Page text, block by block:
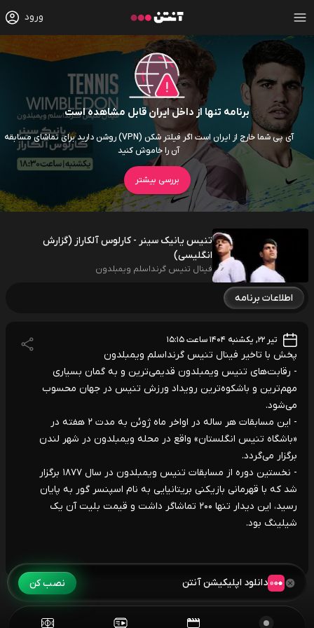
ورود
برنامه تنها از داخل ایران قابل مشاهده است
آی پی شما خارج از ایران است اگر فیلتر شکن (VPN) روشن دارید برای تماشای مسابقه
آن را خاموش کنید
بررسی بیشتر
تنیس یانیک سینر - کارلوس آلکاراز (گزارش
انگلیسی)
فینال تنیس گرنداسلم ویمبلدون
اطلاعات برنامه
تیر ۲۲, یکشنبه ۱۴۰۴ ساعت ۱۵:۱۵
پخش با تاخیر فینال تنیس گرنداسلم ویمبلدون
- رقابت‌های تنیس ویمبلدون قدیمی‌ترین و به گمان بسیاری
مهم‌ترین و باشکوه‌ترین رویداد ورزش تنیس در جهان محسوب
می‌شود.
- این مسابقات هر ساله در اواخر ماه ژوئن به مدت ۲ هفته در
«باشگاه تنیس انگلستان» واقع در محله ویمبلدون در شهر لندن
برگزار می‌گردد.
- نخستین دوره از مسابقات تنیس ویمبلدون در سال ۱۸۷۷ برگزار
شد که با قهرمانی بازیکنی بریتانیایی به نام اسپنسر گور به پایان
رسید، این دیدار تنها ۲۰۰ تماشاگر داشت و قیمت بلیت آن یک
شیلینگ بود.
دانلود اپلیکیشن آنتن نصب کن